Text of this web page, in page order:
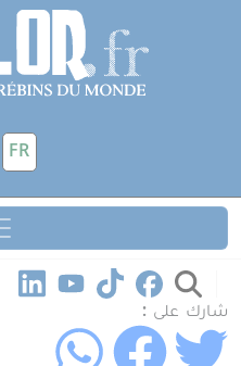
تجاوز إلى المحتوى الرئيسي
FR
شارك على :
لوحة إدارة ملفات تعريف الارتباط